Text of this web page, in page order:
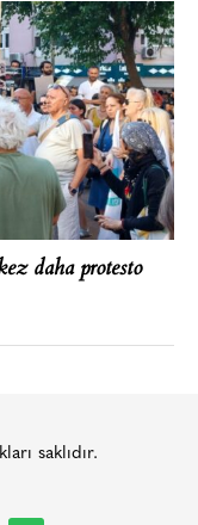
daha protesto
saklıdır.